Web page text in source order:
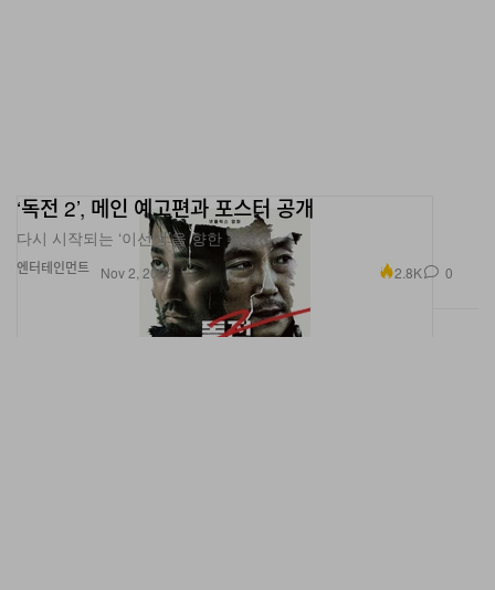
엔터테인먼트
‘독전 2’, 메인 예고편과 포스터 공개
다시 시작되는 ‘이선생’을 향한 추격전.
Nov 2, 2023 2.8K 0